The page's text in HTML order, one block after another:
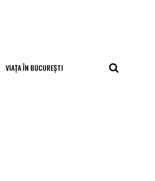
VIAȚA ÎN BUCUREȘTI